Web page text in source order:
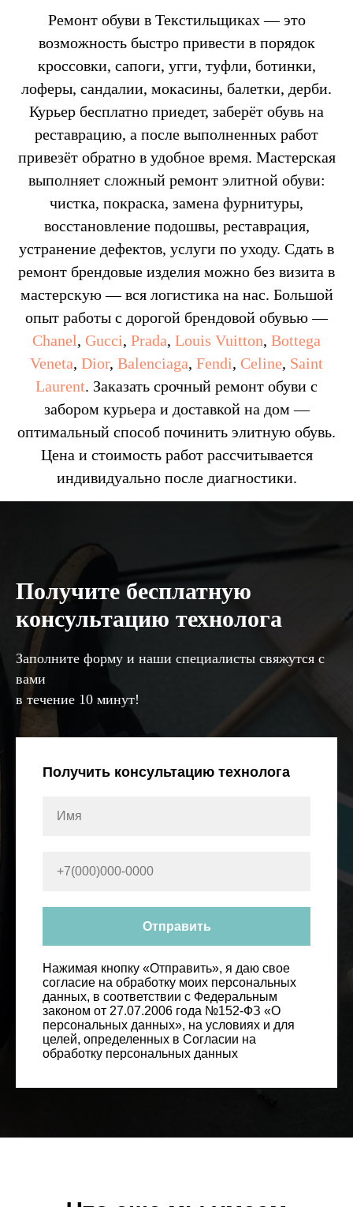
Ремонт обуви в Текстильщиках — это
возможность быстро привести в порядок
кроссовки, сапоги, угги, туфли, ботинки,
лоферы, сандалии, мокасины, балетки, дерби.
Курьер бесплатно приедет, заберёт обувь на
реставрацию, а после выполненных работ
привезёт обратно в удобное время. Мастерская
выполняет сложный ремонт элитной обуви:
чистка, покраска, замена фурнитуры,
восстановление подошвы, реставрация,
устранение дефектов, услуги по уходу. Сдать в
ремонт брендовые изделия можно без визита в
мастерскую — вся логистика на нас. Большой
опыт работы с дорогой брендовой обувью —
Chanel, Gucci, Prada, Louis Vuitton, Bottega
Veneta, Dior, Balenciaga, Fendi, Celine, Saint
Laurent. Заказать срочный ремонт обуви с
забором курьера и доставкой на дом —
оптимальный способ починить элитную обувь.
Цена и стоимость работ рассчитывается
индивидуально после диагностики.
Получите бесплатную
консультацию технолога
Заполните форму и наши специалисты свяжутся с
вами
в течение 10 минут!
Получить консультацию технолога
Отправить
Нажимая кнопку «Отправить», я даю свое
согласие на обработку моих персональных
данных, в соответствии с Федеральным
законом от 27.07.2006 года №152-ФЗ «О
персональных данных», на условиях и для
целей, определенных в Согласии на
обработку персональных данных